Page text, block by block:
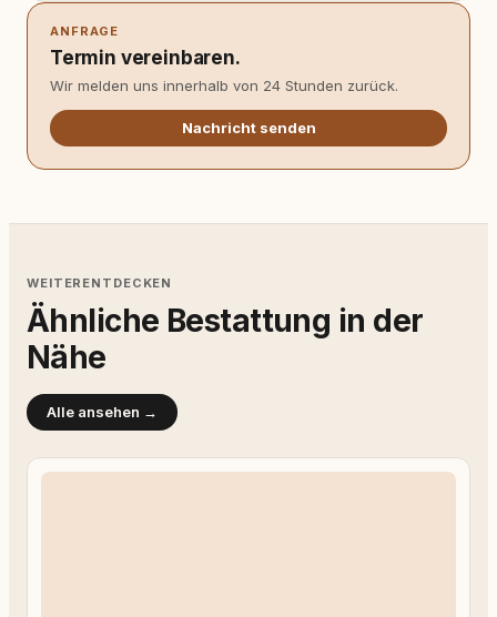
ANFRAGE
Termin vereinbaren.
Wir melden uns innerhalb von 24 Stunden zurück.
Nachricht senden
WEITERENTDECKEN
Ähnliche Bestattung in der
Nähe
Alle ansehen →